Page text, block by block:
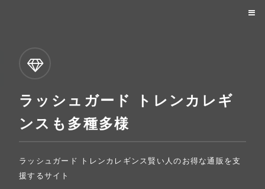
ラッシュガード トレンカレギ
ンスも多種多様
ラッシュガード トレンカレギンス賢い人のお得な通販を支
援するサイト